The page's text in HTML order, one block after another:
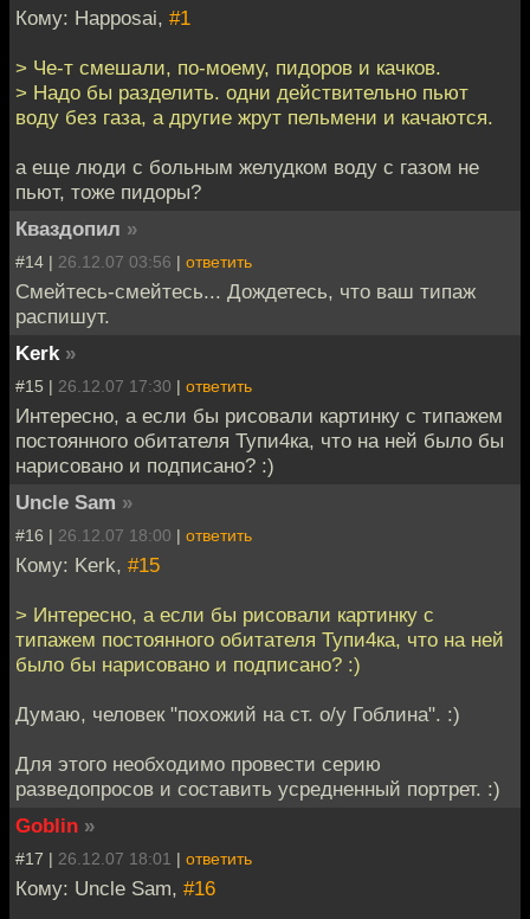
Кому: Happosai, #1
> Че-т смешали, по-моему, пидоров и качков.
> Надо бы разделить. одни действительно пьют
воду без газа, а другие жрут пельмени и качаются.
а еще люди с больным желудком воду с газом не
пьют, тоже пидоры?
Кваздопил »
#14 | 26.12.07 03:56 | ответить
Смейтесь-смейтесь... Дождетесь, что ваш типаж
распишут.
Kerk »
#15 | 26.12.07 17:30 | ответить
Интересно, а если бы рисовали картинку с типажем
постоянного обитателя Тупи4ка, что на ней было бы
нарисовано и подписано? :)
Uncle Sam »
#16 | 26.12.07 18:00 | ответить
Кому: Kerk, #15
> Интересно, а если бы рисовали картинку с
типажем постоянного обитателя Тупи4ка, что на ней
было бы нарисовано и подписано? :)
Думаю, человек "похожий на ст. о/у Гоблина". :)
Для этого необходимо провести серию
разведопросов и составить усредненный портрет. :)
Goblin »
#17 | 26.12.07 18:01 | ответить
Кому: Uncle Sam, #16